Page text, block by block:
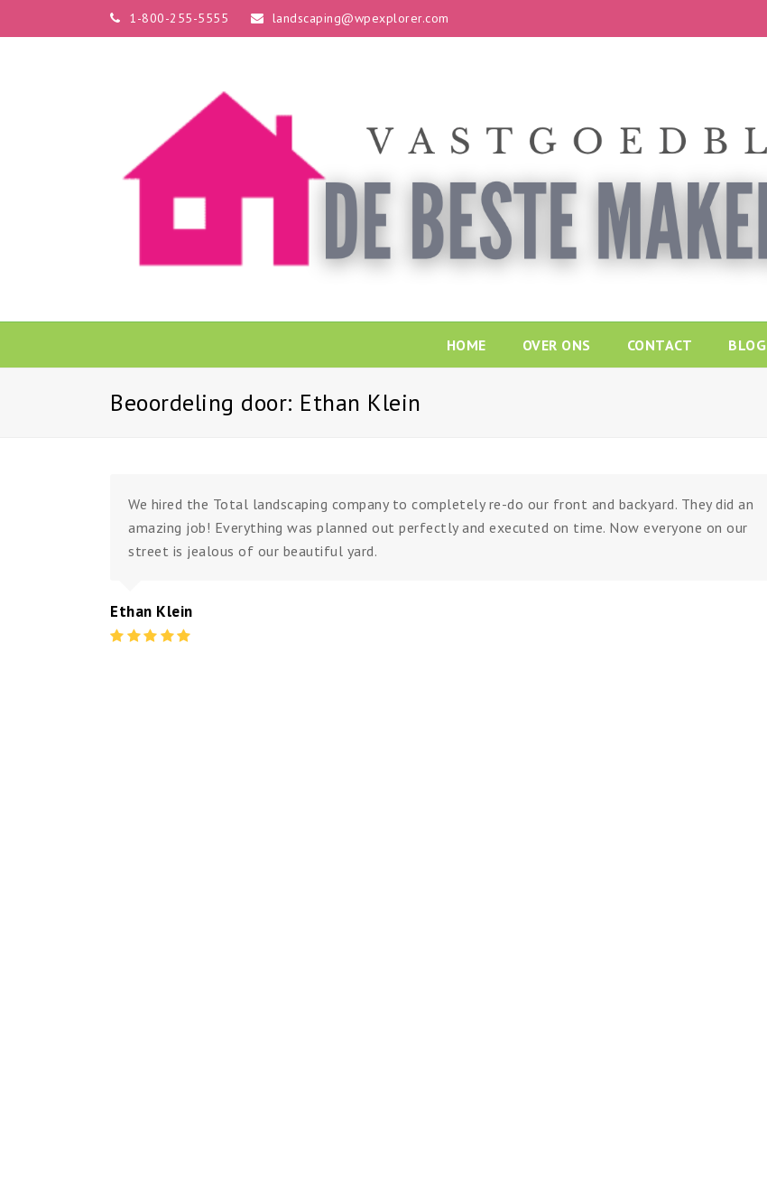
1-800-255-5555 landscaping@wpexplorer.com
HOME OVER ONS CONTACT BLOG
Beoordeling door: Ethan Klein
We hired the Total landscaping company to completely re-do our front and backyard. They did an
amazing job! Everything was planned out perfectly and executed on time. Now everyone on our
street is jealous of our beautiful yard.
Ethan Klein